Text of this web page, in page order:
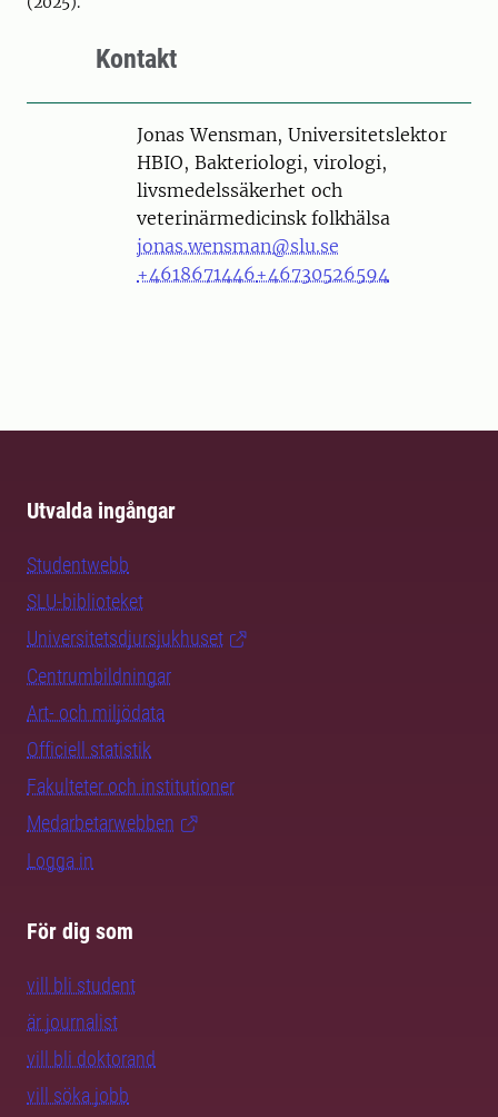
Kontakt
PersonJonas Wensman, Universitetslektor
HBIO, Bakteriologi, virologi,
livsmedelssäkerhet och
veterinärmedicinsk folkhälsa
jonas.wensman@slu.se
+4618671446+46730526594
Utvalda ingångar
Studentwebb
SLU-biblioteket
Universitetsdjursjukhuset
Centrumbildningar
Art- och miljödata
Officiell statistik
Fakulteter och institutioner
Medarbetarwebben
Logga in
För dig som
vill bli student
är journalist
vill bli doktorand
vill söka jobb